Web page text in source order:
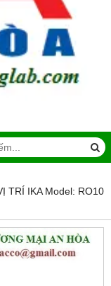
TRÍ IKA Model: RO10